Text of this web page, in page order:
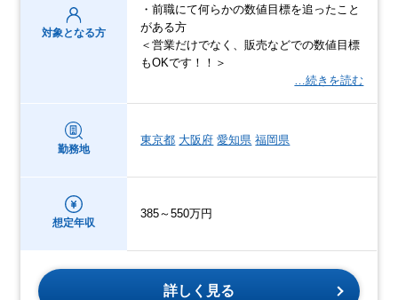
対象となる方
・前職にて何らかの数値目標を追ったこと
がある方
＜営業だけでなく、販売などでの数値目標
もOKです！！＞
…続きを読む
勤務地
東京都 大阪府 愛知県 福岡県
想定年収
385～550万円
詳しく見る